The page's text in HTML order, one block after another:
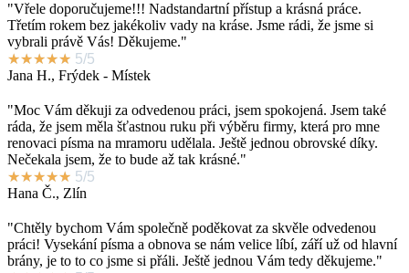
"Vřele doporučujeme!!! Nadstandartní přístup a krásná práce.
Třetím rokem bez jakékoliv vady na kráse. Jsme rádi, že jsme si
vybrali právě Vás! Děkujeme."
★★★★★ 5/5
Jana H., Frýdek - Místek
"Moc Vám děkuji za odvedenou práci, jsem spokojená. Jsem také
ráda, že jsem měla šťastnou ruku při výběru firmy, která pro mne
renovaci písma na mramoru udělala. Ještě jednou obrovské díky.
Nečekala jsem, že to bude až tak krásné."
★★★★★ 5/5
Hana Č., Zlín
"Chtěly bychom Vám společně poděkovat za skvěle odvedenou
práci! Vysekání písma a obnova se nám velice líbí, září už od hlavní
brány, je to to co jsme si přáli. Ještě jednou Vám tedy děkujeme."